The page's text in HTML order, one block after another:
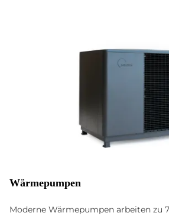
Wärmepumpen
Moderne Wärmepumpen arbeiten zu